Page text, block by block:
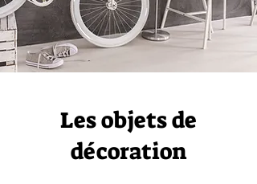
Les objets de
décoration